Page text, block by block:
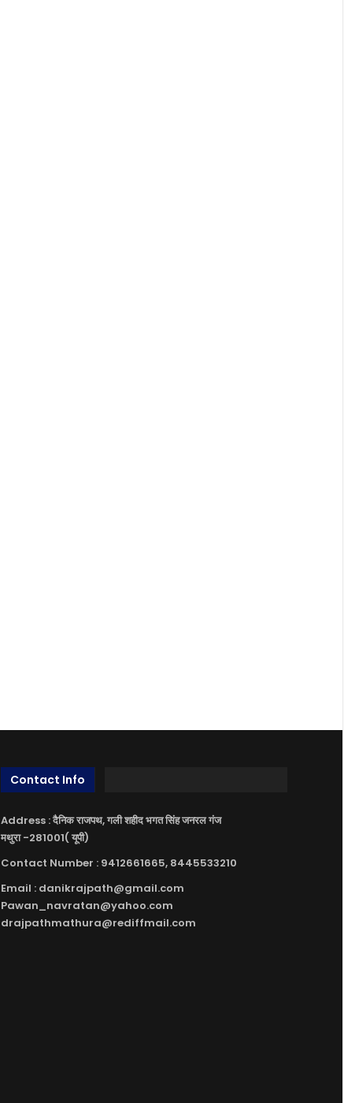
Contact Info
Address : दैनिक राजपथ, गली शहीद भगत सिंह जनरल गंज
मथुरा -281001( यूपी)
Contact Number : 9412661665, 8445533210
Email : danikrajpath@gmail.com
Pawan_navratan@yahoo.com
drajpathmathura@rediffmail.com